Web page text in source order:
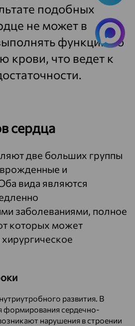
подобных
не может в
функции по
крови, что ведет к
сердца
две больших группы
и
вида являются
заболеваниями, полное
которых может
развития. В
формирования сердечно-
нарушения в строении